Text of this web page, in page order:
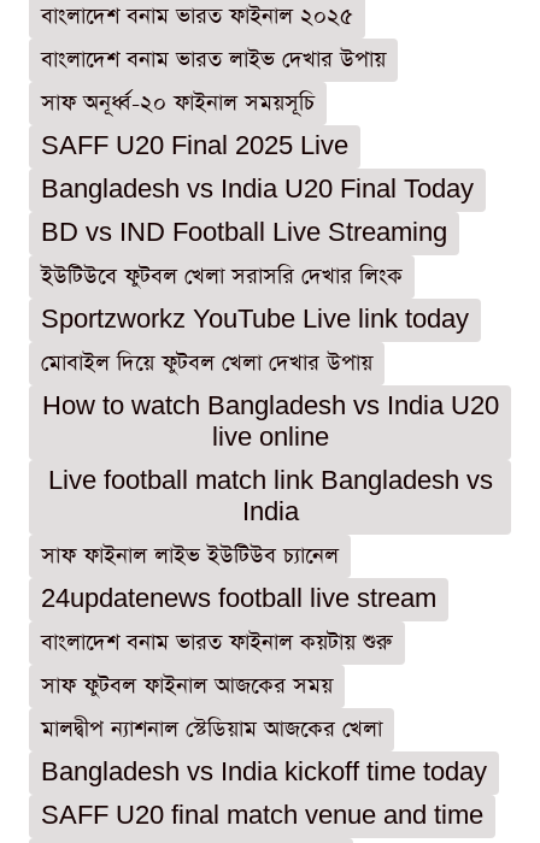
বাংলাদেশ বনাম ভারত ফাইনাল ২০২৫
বাংলাদেশ বনাম ভারত লাইভ দেখার উপায়
সাফ অনূর্ধ্ব-২০ ফাইনাল সময়সূচি
SAFF U20 Final 2025 Live
Bangladesh vs India U20 Final Today
BD vs IND Football Live Streaming
ইউটিউবে ফুটবল খেলা সরাসরি দেখার লিংক
Sportzworkz YouTube Live link today
মোবাইল দিয়ে ফুটবল খেলা দেখার উপায়
How to watch Bangladesh vs India U20
live online
Live football match link Bangladesh vs
India
সাফ ফাইনাল লাইভ ইউটিউব চ্যানেল
24updatenews football live stream
বাংলাদেশ বনাম ভারত ফাইনাল কয়টায় শুরু
সাফ ফুটবল ফাইনাল আজকের সময়
মালদ্বীপ ন্যাশনাল স্টেডিয়াম আজকের খেলা
Bangladesh vs India kickoff time today
SAFF U20 final match venue and time